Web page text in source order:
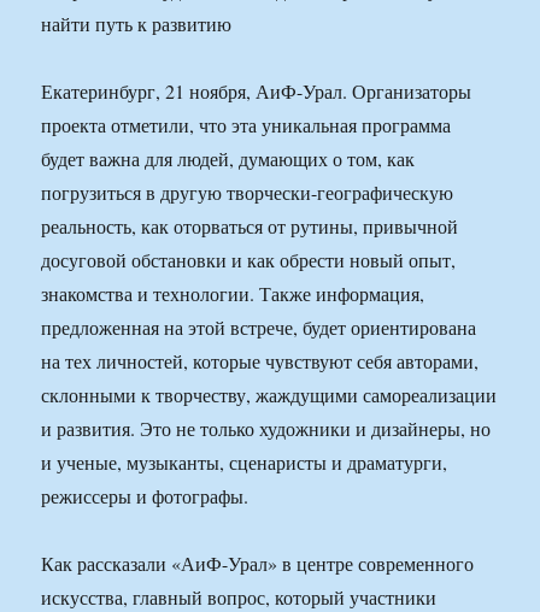
Екатеринбург, 21 ноября, АиФ-Урал. Организаторы
проекта отметили, что эта уникальная программа
будет важна для людей, думающих о том, как
погрузиться в другую творчески-географическую
реальность, как оторваться от рутины, привычной
досуговой обстановки и как обрести новый опыт,
знакомства и технологии. Также информация,
предложенная на этой встрече, будет ориентирована
на тех личностей, которые чувствуют себя авторами,
склонными к творчеству, жаждущими самореализации
и развития. Это не только художники и дизайнеры, но
и ученые, музыканты, сценаристы и драматурги,
режиссеры и фотографы.
Как рассказали «АиФ-Урал» в центре современного
искусства, главный вопрос, который участники